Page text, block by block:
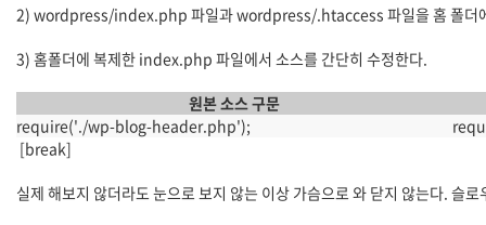
2) wordpress/index.php 파일과 wordpress/.htaccess 파일을 홈 폴더
3) 홈폴더에 복제한 index.php 파일에서 소스를 간단히 수정한다.
원본 소스 구문
require('./wp-blog-header.php');
[break]
실제 해보지 않더라도 눈으로 보지 않는 이상 가슴으로 와 닫지 않는다. 슬